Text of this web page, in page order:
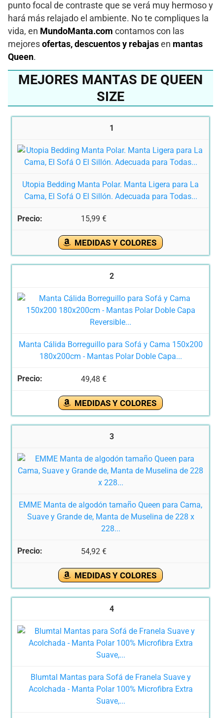
punto focal de contraste que se verá muy hermoso y
hará más relajado el ambiente. No te compliques la
vida, en MundoManta.com contamos con las
mejores ofertas, descuentos y rebajas en mantas
Queen.
MEJORES MANTAS DE QUEEN
SIZE
1
Utopia Bedding Manta Polar. Manta Ligera para La
Cama, El Sofá O El Sillón. Adecuada para Todas...
15,99 €
MEDIDAS Y COLORES
2
Manta Cálida Borreguillo para Sofá y Cama 150x200
180x200cm - Mantas Polar Doble Capa...
49,48 €
MEDIDAS Y COLORES
3
EMME Manta de algodón tamaño Queen para Cama,
Suave y Grande de, Manta de Muselina de 228 x
228...
54,92 €
MEDIDAS Y COLORES
4
Blumtal Mantas para Sofá de Franela Suave y
Acolchada - Manta Polar 100% Microfibra Extra
Suave,...